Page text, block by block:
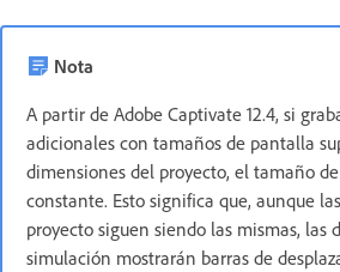
Nota
A partir de Adobe Captivate 12.4, si
adicionales con tamaños de pantalla
dimensiones del proyecto, el tamaño
constante. Esto significa que, aunque
proyecto siguen siendo las mismas, las
simulación mostrarán barras de